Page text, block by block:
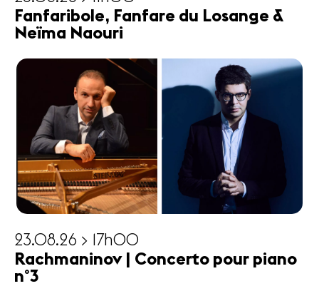
Fanfaribole, Fanfare du Losange &
Neïma Naouri
23.08.26 > 17h00
Rachmaninov | Concerto pour piano
n°3